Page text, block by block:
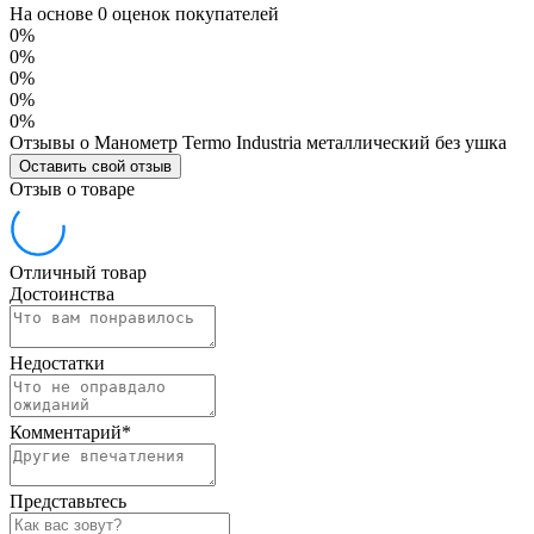
На основе 0 оценок покупателей
0%
0%
0%
0%
0%
Отзывы о Манометр Termo Industria металлический без ушка
Оставить свой отзыв
Отзыв о товаре
Отличный товар
Достоинства
Недостатки
Комментарий*
Представьтесь